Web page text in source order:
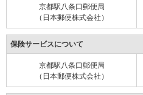
京都駅八条口郵便局
（日本郵便株式会社）
保険サービスについて
京都駅八条口郵便局
（日本郵便株式会社）